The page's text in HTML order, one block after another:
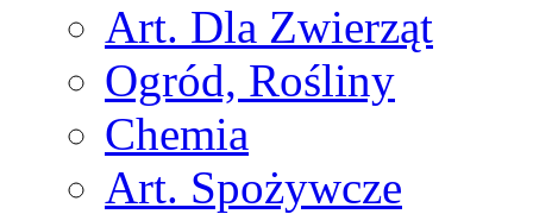
Art. Dla Zwierząt
Ogród, Rośliny
Chemia
Art. Spożywcze